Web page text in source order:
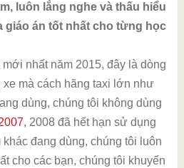
luôn lắng nghe và thấu hiểu
giáo án tốt nhất cho từng học
nhất năm 2015, đây là dòng
xe mà cách hãng taxi lớn như
dùng, chúng tôi không dùng
, 2008 đã hết hạn sử dụng
đang dùng, chúng tôi luôn
cho các bạn, chúng tôi khuyến